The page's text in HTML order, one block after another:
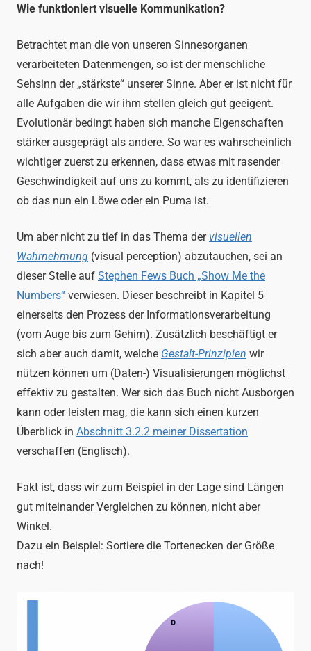
Wie funktioniert visuelle Kommunikation?
Betrachtet man die von unseren Sinnesorganen
verarbeiteten Datenmengen, so ist der menschliche
Sehsinn der „stärkste“ unserer Sinne. Aber er ist nicht für
alle Aufgaben die wir ihm stellen gleich gut geeigent.
Evolutionär bedingt haben sich manche Eigenschaften
stärker ausgeprägt als andere. So war es wahrscheinlich
wichtiger zuerst zu erkennen, dass etwas mit rasender
Geschwindigkeit auf uns zu kommt, als zu identifizieren
ob das nun ein Löwe oder ein Puma ist.
Um aber nicht zu tief in das Thema der visuellen
Wahrnehmung (visual perception) abzutauchen, sei an
dieser Stelle auf Stephen Fews Buch „Show Me the
Numbers“ verwiesen. Dieser beschreibt in Kapitel 5
einerseits den Prozess der Informationsverarbeitung
(vom Auge bis zum Gehirn). Zusätzlich beschäftigt er
sich aber auch damit, welche Gestalt-Prinzipien wir
nützen können um (Daten-) Visualisierungen möglichst
effektiv zu gestalten. Wer sich das Buch nicht Ausborgen
kann oder leisten mag, die kann sich einen kurzen
Überblick in Abschnitt 3.2.2 meiner Dissertation
verschaffen (Englisch).
Fakt ist, dass wir zum Beispiel in der Lage sind Längen
gut miteinander Vergleichen zu können, nicht aber
Winkel.
Dazu ein Beispiel: Sortiere die Tortenecken der Größe
nach!